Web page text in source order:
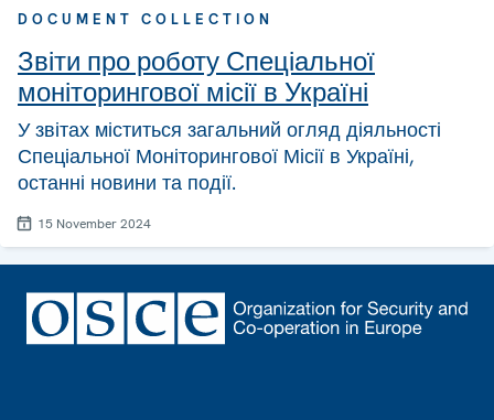
DOCUMENT COLLECTION
Звіти про роботу Спеціальної
моніторингової місії в Україні
У звітах міститься загальний огляд діяльності
Спеціальної Моніторингової Місії в Україні,
останні новини та події.
15 November 2024